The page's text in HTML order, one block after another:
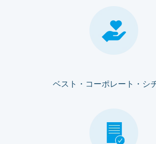
ベスト・コーポレート・シ